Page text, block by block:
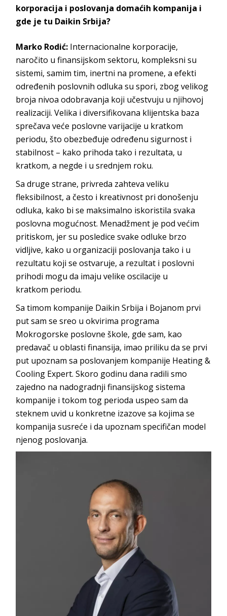
korporacija i poslovanja domaćih kompanija i
gde je tu Daikin Srbija?
Marko Rodić: Internacionalne korporacije,
naročito u finansijskom sektoru, kompleksni su
sistemi, samim tim, inertni na promene, a efekti
određenih poslovnih odluka su spori, zbog velikog
broja nivoa odobravanja koji učestvuju u njihovoj
realizaciji. Velika i diversifikovana klijentska baza
sprečava veće poslovne varijacije u kratkom
periodu, što obezbeđuje određenu sigurnost i
stabilnost – kako prihoda tako i rezultata, u
kratkom, a negde i u srednjem roku.
Sa druge strane, privreda zahteva veliku
fleksibilnost, a često i kreativnost pri donošenju
odluka, kako bi se maksimalno iskoristila svaka
poslovna mogućnost. Menadžment je pod većim
pritiskom, jer su posledice svake odluke brzo
vidljive, kako u organizaciji poslovanja tako i u
rezultatu koji se ostvaruje, a rezultat i poslovni
prihodi mogu da imaju velike oscilacije u
kratkom periodu.
Sa timom kompanije Daikin Srbija i Bojanom prvi
put sam se sreo u okvirima programa
Mokrogorske poslovne škole, gde sam, kao
predavač u oblasti finansija, imao priliku da se prvi
put upoznam sa poslovanjem kompanije Heating&
Cooling Expert. Skoro godinu dana radili smo
zajedno na nadogradnji finansijskog sistema
kompanije i tokom tog perioda uspeo sam da
steknem uvid u konkretne izazove sa kojima se
kompanija susreće i da upoznam specifičan model
njenog poslovanja.